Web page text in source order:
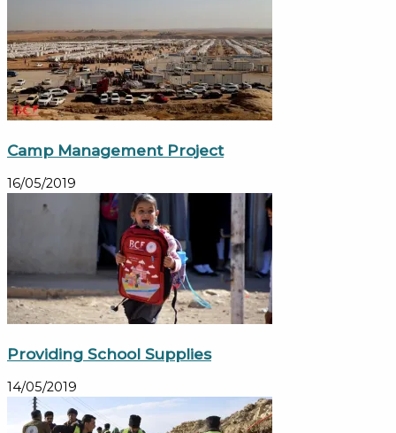
Camp Management Project
16/05/2019
Providing School Supplies
14/05/2019